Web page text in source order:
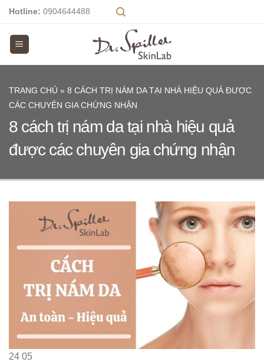
Skip
content
Hotline: 0904644488
TRANG CHỦ » 8 CÁCH TRỊ NÁM DA TẠI NHÀ HIỆU QUẢ ĐƯỢC
CÁC CHUYÊN GIA CHỨNG NHẬN
8 cách trị nám da tại nhà hiệu quả
được các chuyên gia chứng nhận
24 05